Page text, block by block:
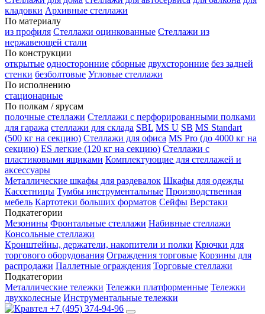
кладовки Архивные стеллажи
По материалу
из профиля Стеллажи оцинкованные Стеллажи из
нержавеющей стали
По конструкции
открытые односторонние сборные двухсторонние без задней
стенки безболтовые Угловые стеллажи
По исполнению
стационарные
По полкам / ярусам
полочные стеллажи Стеллажи с перфорированными полками
для гаража стеллажи для склада SBL MS U SB MS Standart
(500 кг на секцию) Стеллажи для офиса MS Pro (до 4000 кг на
секцию) ES легкие (120 кг на секцию) Стеллажи с
пластиковыми ящиками Комплектующие для стеллажей и
аксессуары
Металлические шкафы для раздевалок Шкафы для одежды
Кассетницы Тумбы инструментальные Производственная
мебель Картотеки больших форматов Сейфы Верстаки
Подкатегории
Мезонины Фронтальные стеллажи Набивные стеллажи
Консольные стеллажи
Кронштейны, держатели, накопители и полки Крючки для
торгового оборудования Ограждения торговые Корзины для
распродажи Паллетные ограждения Торговые стеллажи
Подкатегории
Металлические тележки Тележки платформенные Тележки
двухколесные Инструментальные тележки
+7 (495) 374-94-96